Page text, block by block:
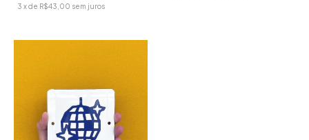
3 xde R$43,00 sem juros